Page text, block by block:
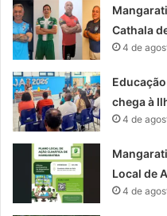
Cathala
4 de
chega à
4 de
Local de
4 de